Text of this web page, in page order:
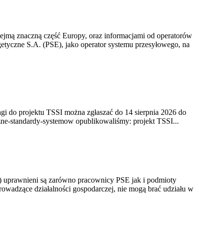
znaczną część Europy, oraz informacjami od operatorów
S.A. (PSE), jako operator systemu przesyłowego, na
projektu TSSI można zgłaszać do 14 sierpnia 2026 do
standardy-systemow opublikowaliśmy: projekt TSSI...
uprawnieni są zarówno pracownicy PSE jak i podmioty
działalności gospodarczej, nie mogą brać udziału w